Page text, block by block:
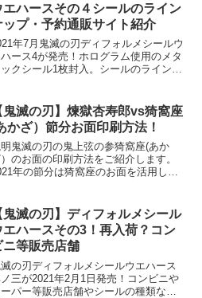
エハースその４シールのライン
ップ・予約通販サイト紹介
年7月鬼滅の刃ディフォルメシールウ
ース4が発売！ホログラム使用のメタ
ックシール1枚封入。シールのラインナ
鬼滅の刃】煉獄杏寿郎vs猗窩座
かざ）節分お面印刷方法！
鬼滅の刃の鬼上弦の参猗窩座(あか
のお面の印刷方法をご紹介します。
年の節分は猗窩座のお面を活用し、
鬼滅の刃】ディフォルメシール
エハースその3！再入荷？コン
ニ等販売店舗
滅の刃ディフォルメシールウエハース
三が2021年2月1日発売！コンビニや
ーパー等販売店舗やシールの種類など